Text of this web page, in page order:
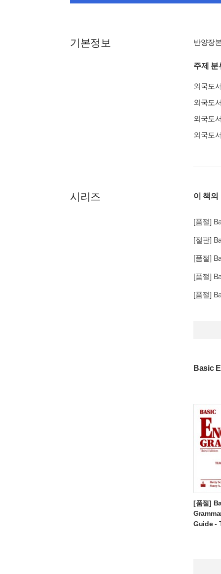
기본정보 반양장
주제 분
외국도
외국도
외국도
외국도
시리즈 이 책의
[품절]
[절판]
[품절]
[품절]
[품절]
Basic
[품절]
Guide-